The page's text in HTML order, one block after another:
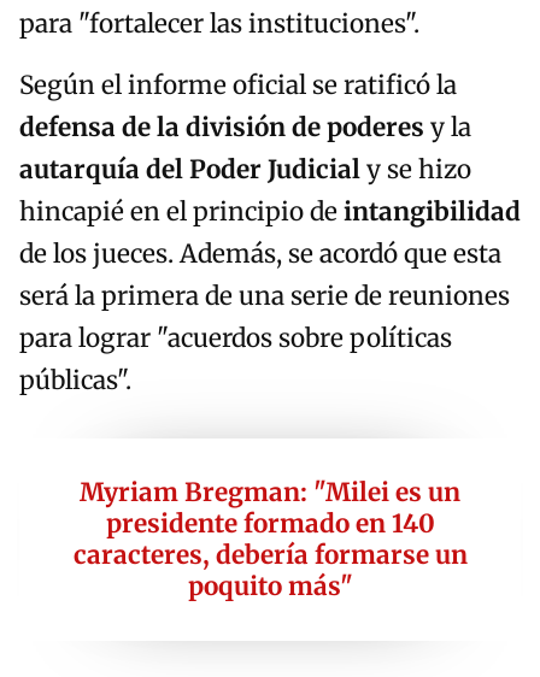
para "fortalecer las instituciones".
Según el informe oficial se ratificó la
defensa de la división de poderes y la
autarquía del Poder Judicialy se hizo
hincapié en el principio deintangibilidad
de los jueces. Además, se acordó que esta
será la primera de una serie de reuniones
para lograr "acuerdos sobre políticas
públicas".
Myriam Bregman: "Milei es un
presidente formado en 140
caracteres, debería formarse un
poquito más"